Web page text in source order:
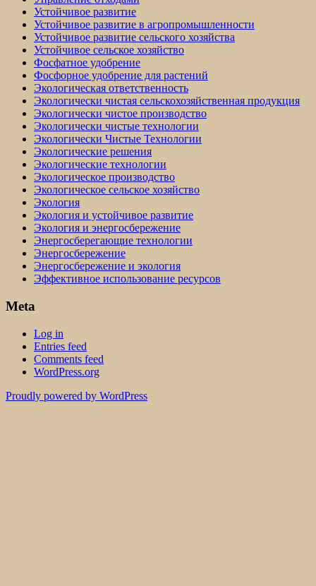
Устойчивое развитие
Устойчивое развитие в агропромышленности
Устойчивое развитие сельского хозяйства
Устойчивое сельское хозяйство
Фосфатное удобрение
Фосфорное удобрение для растений
Экологическая ответственность
Экологически чистая сельскохозяйственная продукция
Экологически чистое производство
Экологически чистые технологии
Экологически Чистые Технологии
Экологические решения
Экологические технологии
Экологическое производство
Экологическое сельское хозяйство
Экология
Экология и устойчивое развитие
Экология и энергосбережение
Энергосберегающие технологии
Энергосбережение
Энергосбережение и экология
Эффективное использование ресурсов
Meta
Log in
Entries feed
Comments feed
WordPress.org
Proudly powered by WordPress